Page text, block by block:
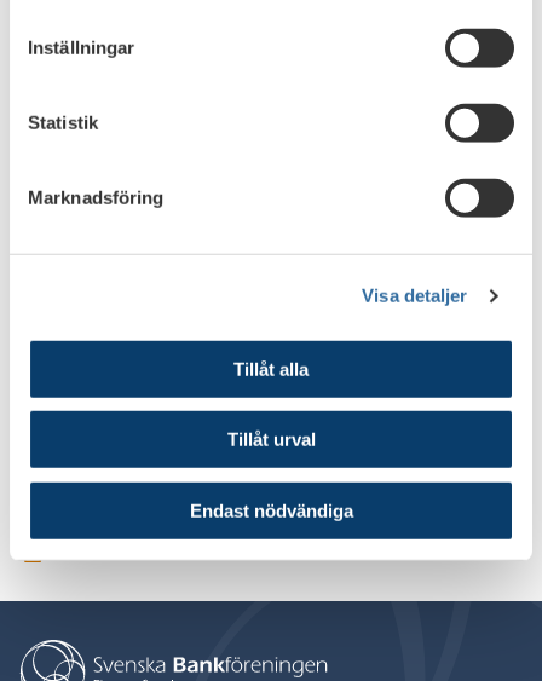
Inställningar
Statistik
Marknadsföring
Visa detaljer
Tillåt alla
Tillåt urval
Endast nödvändiga
skuldkvotstak, säger Johan Hansing, chefsekonom på
Bankföreningen.
Förslaget kommer att skickas ut på remiss under
sommaren. Efter regeringens godkännande räknar FI med
Läs mer på Finansinspektionens hemsida
Läs om förslaget på Finansinspektionens hemsida